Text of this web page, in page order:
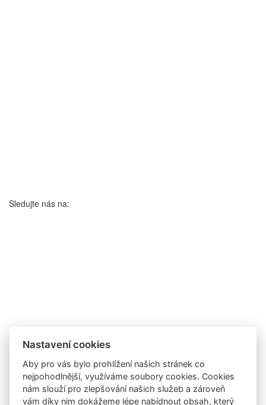
Sledujte nás na:
Nastavení cookies
Aby pro vás bylo prohlížení našich stránek co
nejpohodlnější, využíváme soubory cookies. Cookies
nám slouží pro zlepšování našich služeb a zároveň
vám díky nim dokážeme lépe nabídnout obsah, který